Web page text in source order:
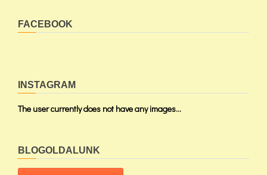
FACEBOOK
INSTAGRAM
The user currently does not have any images...
BLOGOLDALUNK